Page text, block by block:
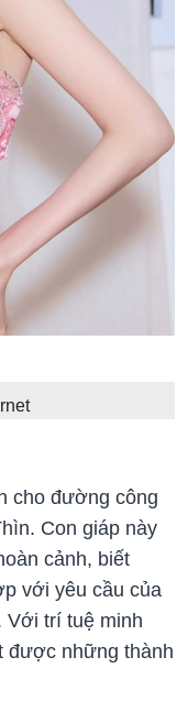
cho đường công
Con giáp này
cảnh, biết
với yêu cầu của
Với trí tuệ minh
được những thành